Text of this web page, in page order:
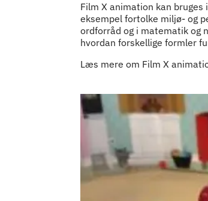
Film X animation kan
eksempel fortolke miljø- og
ordforråd og i matematik og
hvordan forskellige formler
Læs mere om Film X